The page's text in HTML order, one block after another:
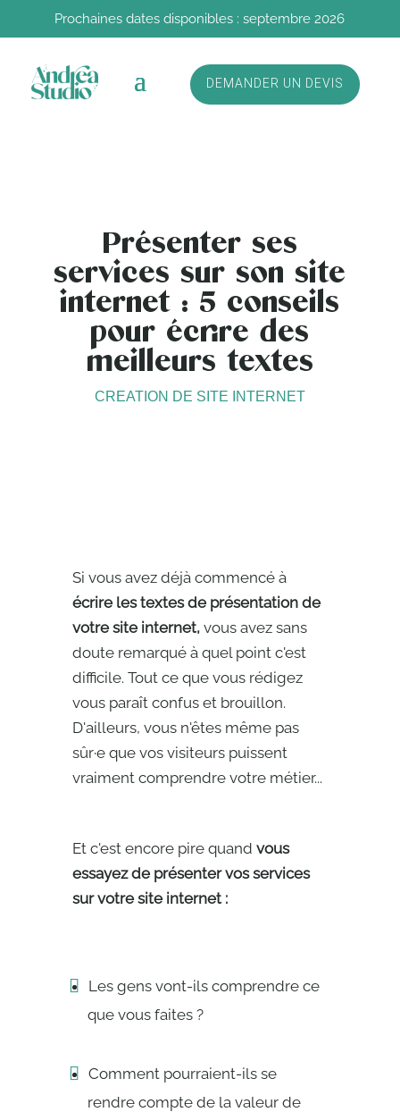
Prochaines dates disponibles : septembre 2026
DEMANDER UN DEVIS
Présenter ses
services sur son site
internet : 5 conseils
pour écrire des
meilleurs textes
CREATION DE SITE INTERNET
Si vous avez déjà commencé à
écrire les textes de présentation de
votre site internet,vous avez sans
doute remarqué à quel point c'est
difficile. Tout ce que vous rédigez
vous paraît confus et brouillon.
D'ailleurs, vous n'êtes même pas
sûr·e que vos visiteurs puissent
vraiment comprendre votre métier...
Et c'est encore pire quand vous
essayez de présenter vos services
sur votre site internet :
Les gens vont-ils comprendre ce
que vous faites ?
Comment pourraient-ils se
rendre compte de la valeur de